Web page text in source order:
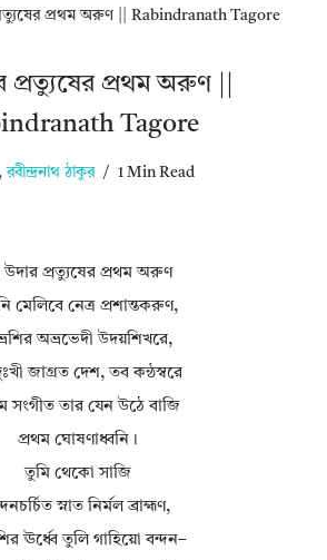
প্রথম অরুণ || Rabindranath Tagore
প্রত্যুষের প্রথম অরুণ ||
Tagore
রবীন্দ্রনাথ ঠাকুর 1 Min Read
উদার প্রত্যুষের প্রথম অরুণ
মেলিবে নেত্র প্রশান্তকরুণ,
অভ্রভেদী উদয়শিখরে,
জাগ্রত দেশ, তব কন্ঠস্বরে
সংগীত তার যেন উঠে বাজি
প্রথম ঘোষণাধ্বনি।
তুমি থেকো সাজি
স্নাত নির্মল ব্রাহ্মণ,
ঊর্ধ্বে তুলি গাহিয়ো বন্দন–